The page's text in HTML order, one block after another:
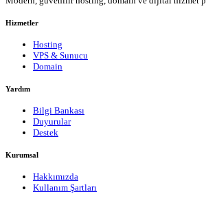
Hizmetler
Hosting
VPS & Sunucu
Domain
Yardım
Bilgi Bankası
Duyurular
Destek
Kurumsal
Hakkımızda
Kullanım Şartları